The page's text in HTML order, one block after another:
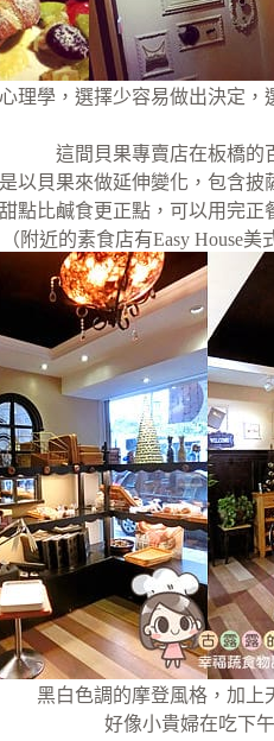
理學，選擇少容易做出決定
這間貝果專賣店在板橋的
以貝果來做延伸變化，包含披
甜點比鹹食更正點，可以用完正
（附近的素食店有Easy House美
黑白色調的摩登風格，加上
好像小貴婦在吃下